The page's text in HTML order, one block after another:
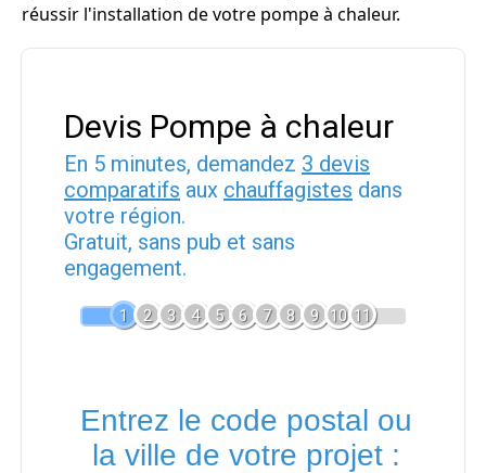
réussir l'installation de votre pompe à chaleur.
Devis Pompe à chaleur
En 5 minutes, demandez 3 devis
comparatifs aux chauffagistes dans
votre région.
Gratuit, sans pub et sans
engagement.
1 2 3 4 5 6 7 8 9 10 11
Entrez le code postal ou
la ville de votre projet :